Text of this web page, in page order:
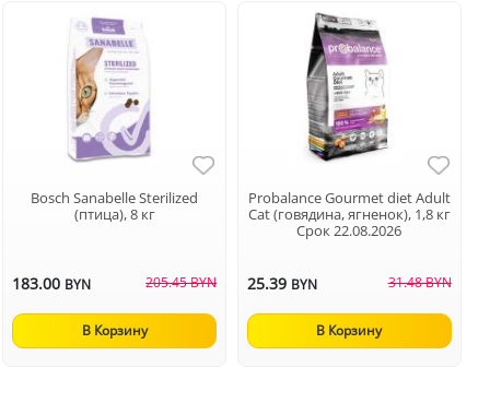
Bosch Sanabelle Sterilized
(птица), 8 кг
183.00 BYN 205.45 BYN
В Корзину
Probalance Gourmet diet Adult
Cat (говядина, ягненок), 1,8 кг
Срок 22.08.2026
25.39 BYN 31.48 BYN
В Корзину